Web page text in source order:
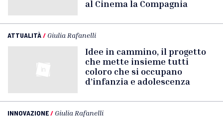
al Cinema la Compagnia
ATTUALITÀ/ Giulia Rafanelli
Idee in cammino, il progetto
che mette insieme tutti
coloro che si occupano
d’infanzia e adolescenza
INNOVAZIONE/ Giulia Rafanelli